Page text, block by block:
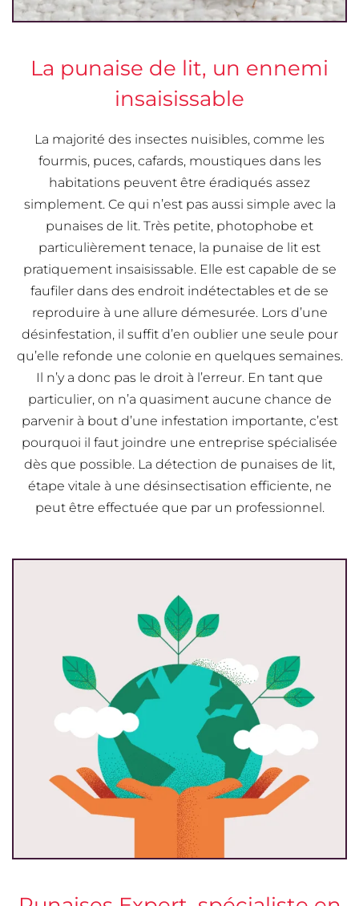
La punaise de lit, un ennemi
insaisissable
La majorité des insectes nuisibles, comme les
fourmis, puces, cafards, moustiques dans les
habitations peuvent être éradiqués assez
simplement. Ce qui n’est pas aussi simple avec la
punaises de lit. Très petite, photophobe et
particulièrement tenace, la punaise de lit est
pratiquement insaisissable. Elle est capable de se
faufiler dans des endroit indétectables et de se
reproduire à une allure démesurée. Lors d’une
désinfestation, il suffit d’en oublier une seule pour
qu’elle refonde une colonie en quelques semaines.
Il n’y a donc pas le droit à l’erreur. En tant que
particulier, on n’a quasiment aucune chance de
parvenir à bout d’une infestation importante, c’est
pourquoi il faut joindre une entreprise spécialisée
dès que possible. La détection de punaises de lit,
étape vitale à une désinsectisation efficiente, ne
peut être effectuée que par un professionnel.